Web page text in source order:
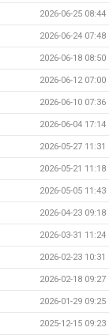
2026-06-25 08:44
2026-06-24 07:48
2026-06-18 08:50
2026-06-12 07:00
2026-06-10 07:36
2026-06-04 17:14
2026-05-27 11:31
2026-05-21 11:18
2026-05-05 11:43
2026-04-23 09:18
2026-03-31 11:24
2026-02-23 10:31
2026-02-18 09:27
2026-01-29 09:25
2025-12-15 09:23